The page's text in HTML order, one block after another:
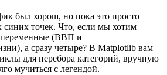
был хорош, но пока это просто
синих точек. Что, если мы хотим
переменные (ВВП и
а сразу четыре? В Matplotlib вам
для перебора категорий, вручную
мучиться с легендой.